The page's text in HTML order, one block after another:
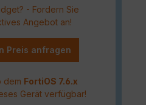
- Fordern Sie
Angebot an!
Preis anfragen
dem FortiOS 7.6.x
Gerät verfügbar!